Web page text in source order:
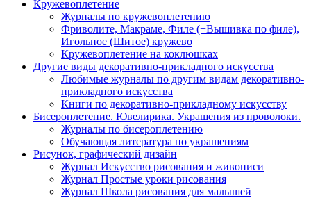
Кружевоплетение
Журналы по кружевоплетению
Фриволите, Макраме, Филе (+Вышивка по филе),
Игольное (Шитое) кружево
Кружевоплетение на коклюшках
Другие виды декоративно-прикладного искусства
Любимые журналы по другим видам декоративно-
прикладного искусства
Книги по декоративно-прикладному искусству
Бисероплетение. Ювелирика. Украшения из проволоки.
Журналы по бисероплетению
Обучающая литература по украшениям
Рисунок, графический дизайн
Журнал Искусство рисования и живописи
Журнал Простые уроки рисования
Журнал Школа рисования для малышей